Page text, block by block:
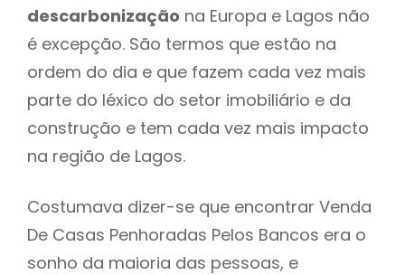
descarbonização na Europa e Lagos não
é excepção. São termos que estão na
ordem do dia e que fazem cada vez mais
parte do léxico do setor imobiliário e da
construção e tem cada vez mais impacto
na região de Lagos.
Costumava dizer-se que encontrar Venda
De Casas Penhoradas Pelos Bancos era o
sonho da maioria das pessoas, e